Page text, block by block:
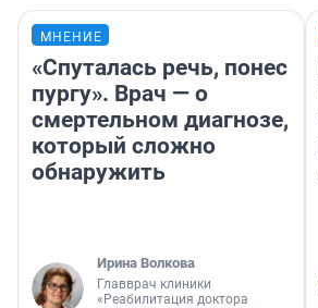
МНЕНИЕ
«Спуталась речь, понес
пургу». Врач — о
смертельном диагнозе,
который сложно
обнаружить
Ирина Волкова
Главврач клиники
«Реабилитация доктора